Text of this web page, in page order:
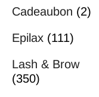
Cadeaubon (2)
Epilax (111)
Lash & Brow
(350)